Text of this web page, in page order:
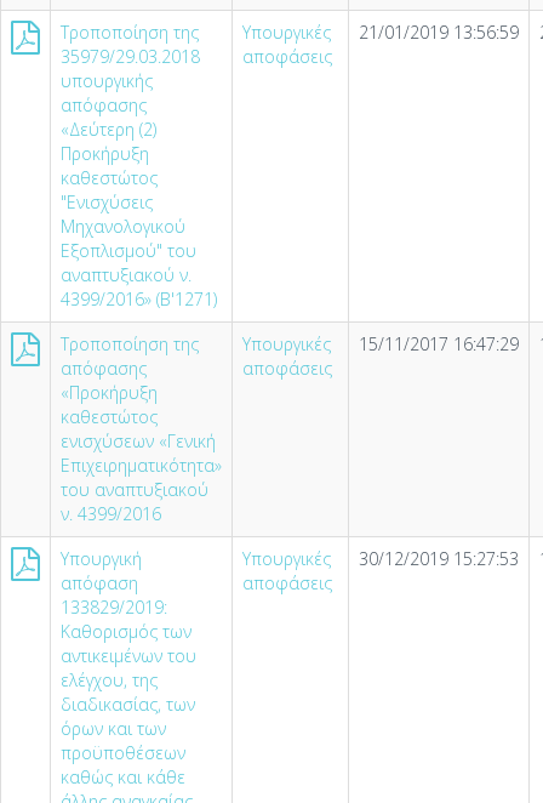
Τροποποίηση της
35979/29.03.2018
υπουργικής
απόφασης
«Δεύτερη (2)
Προκήρυξη
καθεστώτος
"Ενισχύσεις
Μηχανολογικού
Εξοπλισμού" του
αναπτυξιακού ν.
4399/2016» (Β'1271)
Υπουργικές
αποφάσεις
21/01/2019 13:56:59
Τροποποίηση της
απόφασης
«Προκήρυξη
καθεστώτος
ενισχύσεων «Γενική
Επιχειρηματικότητα»
του αναπτυξιακού
ν. 4399/2016
Υπουργικές
αποφάσεις
15/11/2017 16:47:29
Υπουργική
απόφαση
133829/2019:
Καθορισμός των
αντικειμένων του
ελέγχου, της
διαδικασίας, των
όρων και των
προϋποθέσεων
καθώς και κάθε
Υπουργικές
αποφάσεις
30/12/2019 15:27:53